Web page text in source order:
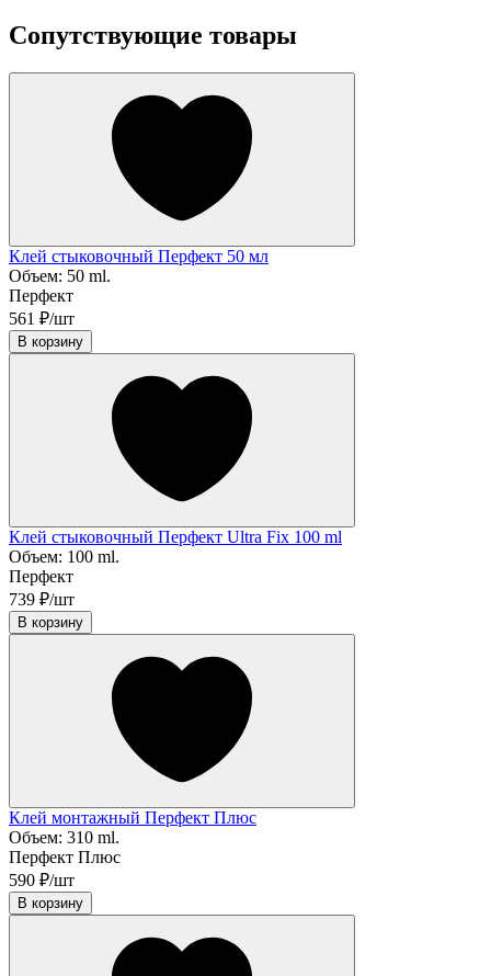
Сопутствующие товары
Клей стыковочный Перфект 50 мл
Объем: 50 ml.
Перфект
561 ₽/шт
В корзину
Клей стыковочный Перфект Ultra Fix 100 ml
Объем: 100 ml.
Перфект
739 ₽/шт
В корзину
Клей монтажный Перфект Плюс
Объем: 310 ml.
Перфект Плюс
590 ₽/шт
В корзину